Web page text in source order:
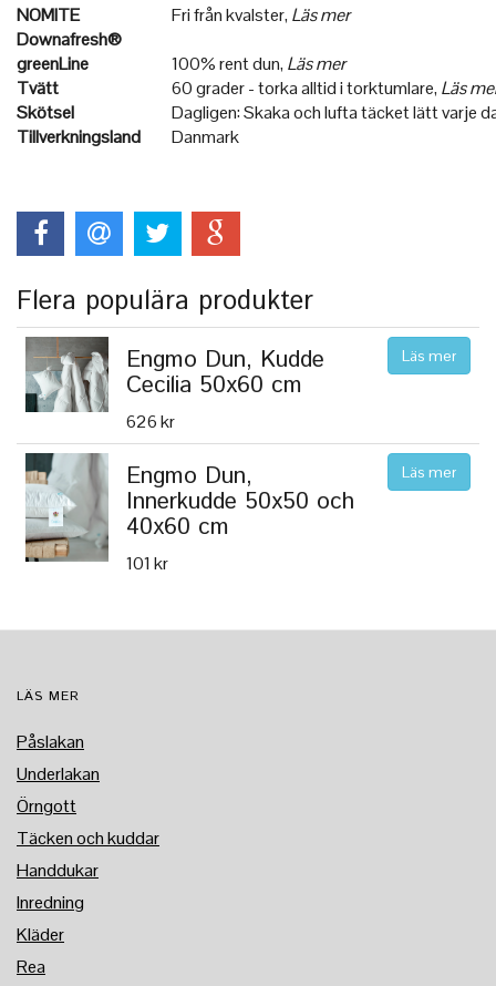
NOMITE
Fri från kvalster, Läs mer
Downafresh®
greenLine
100% rent dun, Läs mer
Tvätt
60 grader - torka alltid i torktumlare, Läs
Skötsel
Dagligen: Skaka och lufta täcket lätt varje
Tillverkningsland
Danmark
Flera populära produkter
Engmo Dun, Kudde
Cecilia 50x60 cm
626 kr
Läs mer
Engmo Dun,
Innerkudde 50x50 och
40x60 cm
101 kr
Läs mer
LÄS MER
Påslakan
Underlakan
Örngott
Täcken och kuddar
Handdukar
Inredning
Kläder
Rea